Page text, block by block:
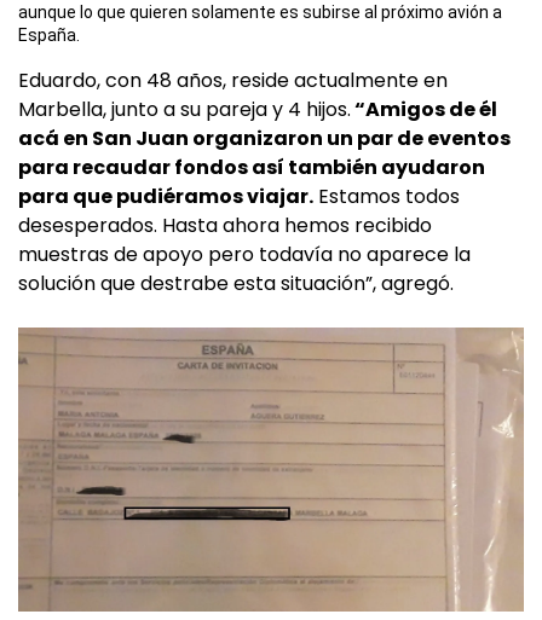
aunque lo que quieren solamente es subirse al próximo avión a
España.
Eduardo, con 48 años, reside actualmente en
Marbella, junto a su pareja y 4 hijos.“Amigos de él
acá en San Juan organizaron un par de eventos
para recaudar fondos así también ayudaron
para que pudiéramos viajar. Estamos todos
desesperados. Hasta ahora hemos recibido
muestras de apoyo pero todavía no aparece la
solución que destrabe esta situación”, agregó.